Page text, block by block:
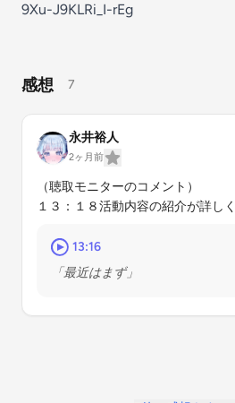
9Xu-J9KLRi_I-rEg
感想 7
永井裕人
2ヶ月前
（聴取モニターのコメント）
１３：１８活動内容の紹介が詳し
13:16
「最近はまず」